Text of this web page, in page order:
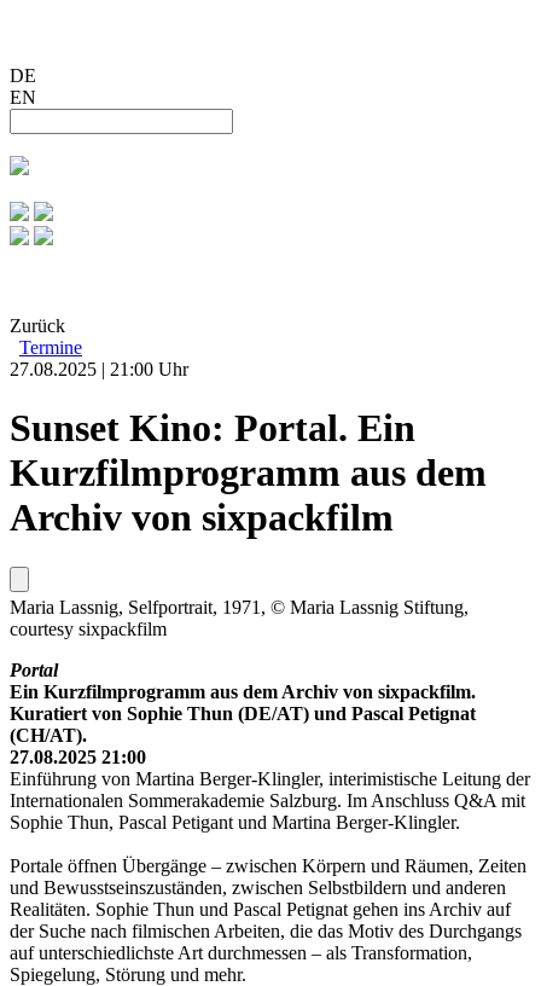
DE
EN
Zurück
Termine
27.08.2025 | 21:00 Uhr
Sunset Kino: Portal. Ein
Kurzfilmprogramm aus dem
Archiv von sixpackfilm
Maria Lassnig, Selfportrait, 1971, © Maria Lassnig Stiftung,
courtesy sixpackfilm
Portal
Ein Kurzfilmprogramm aus dem Archiv von sixpackfilm.
Kuratiert von Sophie Thun (DE/AT) und Pascal Petignat
(CH/AT).
27.08.2025 21:00
Einführung von Martina Berger-Klingler, interimistische Leitung der
Internationalen Sommerakademie Salzburg. Im Anschluss Q&A mit
Sophie Thun, Pascal Petigant und Martina Berger-Klingler.
Portale öffnen Übergänge – zwischen Körpern und Räumen, Zeiten
und Bewusstseinszuständen, zwischen Selbstbildern und anderen
Realitäten. Sophie Thun und Pascal Petignat gehen ins Archiv auf
der Suche nach filmischen Arbeiten, die das Motiv des Durchgangs
auf unterschiedlichste Art durchmessen – als Transformation,
Spiegelung, Störung und mehr.